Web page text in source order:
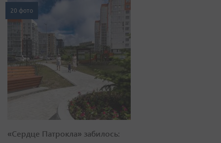
20 фото
«Сердце Патрокла» забилось: